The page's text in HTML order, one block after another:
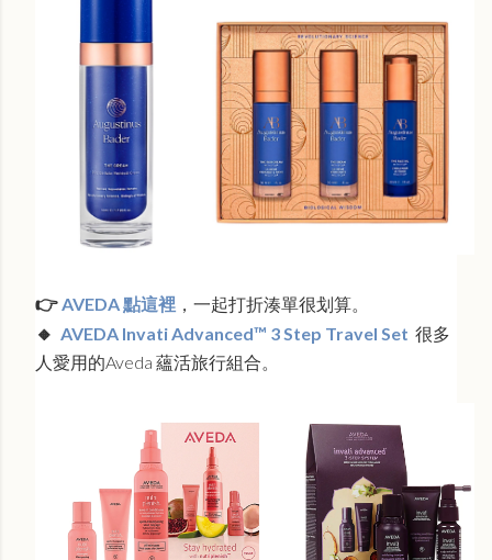
👉AVEDA 點這裡 ，一起打折湊單很划算。
🔸 AVEDA Invati Advanced™ 3 Step Travel Set 很多
人愛用的Aveda 蘊活旅行組合。